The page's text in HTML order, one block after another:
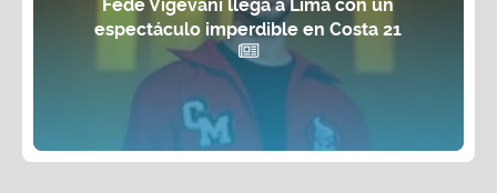
Fede Vigevani llega a Lima con un
espectáculo imperdible en Costa 21